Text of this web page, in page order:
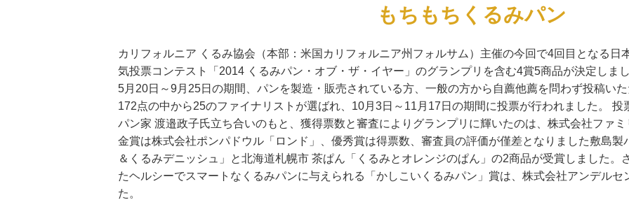
もちもちくるみパン
カリフォルニア くるみ協会（本部：米国カリフォルニア州フォルサム）主催の今回で4回目となる日
気投票コンテスト「2014 くるみパン・オブ・ザ・イヤー」のグランプリを含む4賞5商品が決定しま
5月20日～9月25日の期間、パンを製造・販売されている方、一般の方から自薦他薦を問わず投稿い
172点の中から25のファイナリストが選ばれ、10月3日～11月17日の期間に投票が行われました。
パン家 渡邉政子氏立ち合いのもと、獲得票数と審査によりグランプリに輝いたのは、株式会社ファ
金賞は株式会社ポンパドウル「ロンド」、優秀賞は得票数、審査員の評価が僅差となりました敷島
＆くるみデニッシュ」と北海道札幌市 茶ぱん「くるみとオレンジのぱん」の2商品が受賞しました。
たヘルシーでスマートなくるみパンに与えられる「かしこいくるみパン」賞は、株式会社アンデル
た。